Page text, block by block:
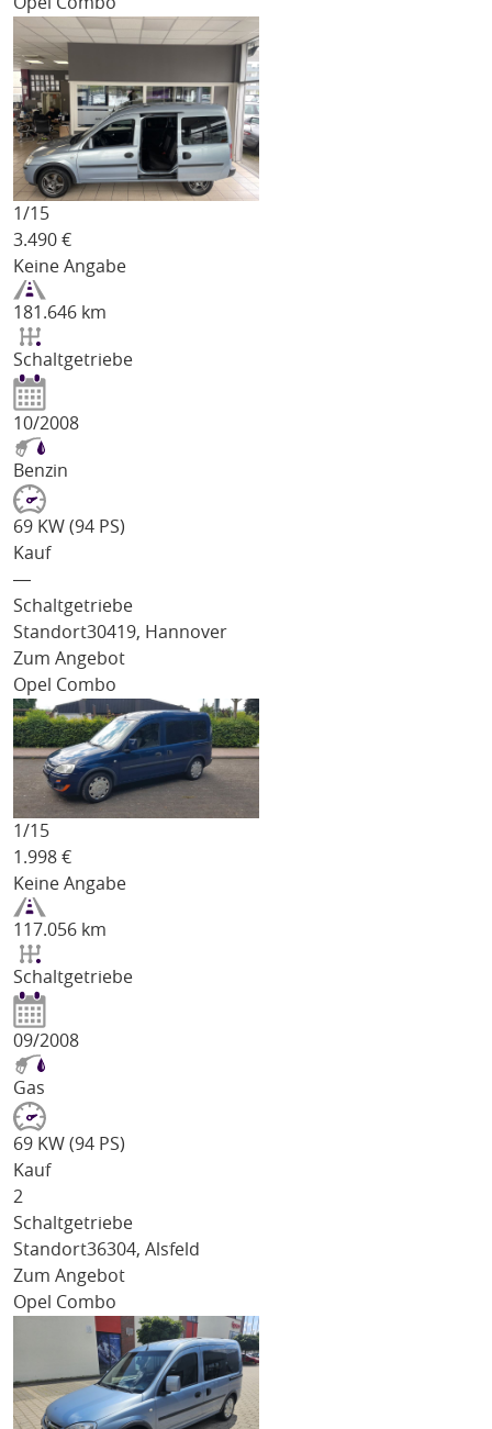
1/15
3.490 €
Keine Angabe
181.646 km
Schaltgetriebe
10/2008
Benzin
69 KW (94 PS)
Kauf
―
Schaltgetriebe
Standort30419, Hannover
Zum Angebot
Opel Combo
1/15
1.998 €
Keine Angabe
117.056 km
Schaltgetriebe
09/2008
Gas
69 KW (94 PS)
Kauf
2
Schaltgetriebe
Standort36304, Alsfeld
Zum Angebot
Opel Combo